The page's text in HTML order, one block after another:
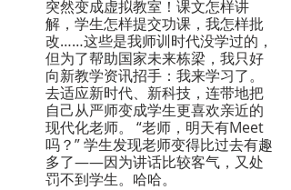
突然变成虚拟教室！课文怎样讲
解，学生怎样提交功课，我怎样批
改……这些是我师训时代没学过的，
但为了帮助国家未来栋梁，我只好
向新教学资讯招手：我来学习了。
去适应新时代、新科技，连带地把
自己从严师变成学生更喜欢亲近的
现代化老师。 “老师，明天有Meet
吗？” 学生发现老师变得比过去有趣
多了——因为讲话比较客气，又处
罚不到学生。哈哈。